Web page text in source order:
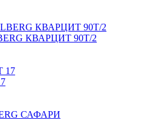
КВАРЦИТ 90Т/2